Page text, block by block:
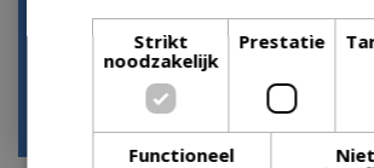
95 €11,00
Strikt
noodzakelijk
Prestatie
Functioneel